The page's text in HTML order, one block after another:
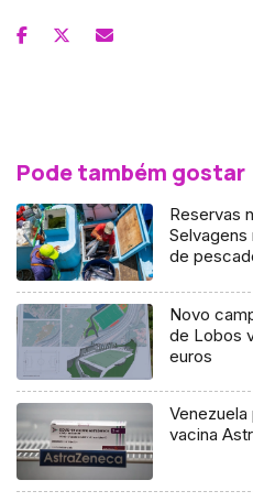
Pode também gostar
Reservas
de
Novo
de Lobos
euros
vacina